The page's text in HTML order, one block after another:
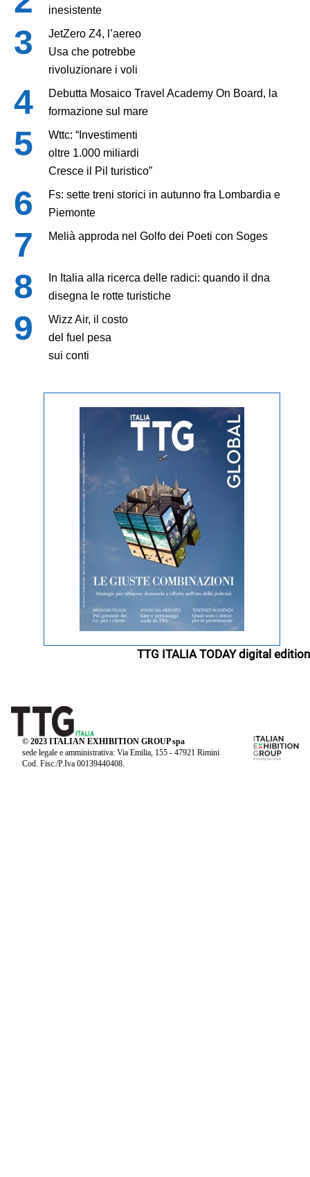
inesistente
JetZero Z4, l’aereo
Usa che potrebbe
rivoluzionare i voli
Debutta Mosaico Travel Academy On Board, la
formazione sul mare
Wttc: “Investimenti
oltre 1.000 miliardi
Cresce il Pil turistico”
Fs: sette treni storici in autunno fra Lombardia e
Piemonte
Melià approda nel Golfo dei Poeti con Soges
In Italia alla ricerca delle radici: quando il dna
disegna le rotte turistiche
Wizz Air, il costo
del fuel pesa
sui conti
TTG ITALIA TODAY digital edition
© 2023 ITALIAN EXHIBITION GROUP spa
sede legale e amministrativa: Via Emilia, 155 - 47921 Rimini
Cod. Fisc./P.Iva 00139440408.